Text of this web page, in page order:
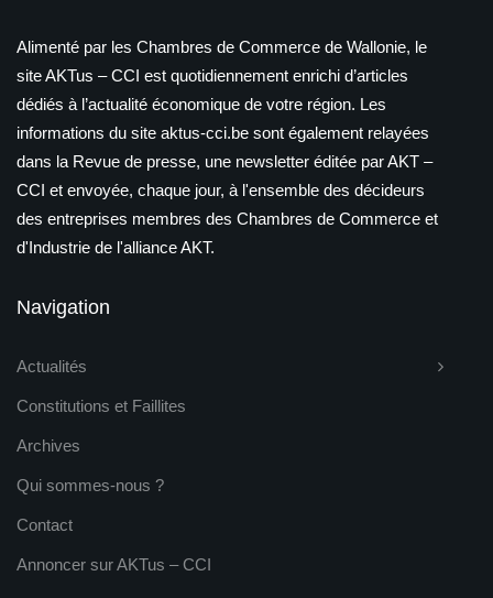
Alimenté par les Chambres de Commerce de Wallonie, le
site AKTus – CCI est quotidiennement enrichi d’articles
dédiés à l’actualité économique de votre région. Les
informations du site aktus-cci.be sont également relayées
dans la Revue de presse, une newsletter éditée par AKT –
CCI et envoyée, chaque jour, à l'ensemble des décideurs
des entreprises membres des Chambres de Commerce et
d'Industrie de l'alliance AKT.
Navigation
Actualités
Constitutions et Faillites
Archives
Qui sommes-nous ?
Contact
Annoncer sur AKTus – CCI